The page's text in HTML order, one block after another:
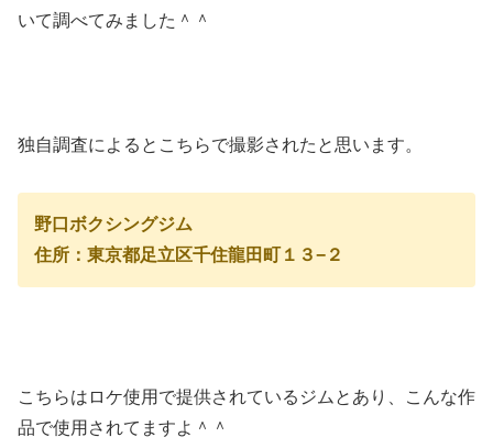
いて調べてみました＾＾
独自調査によるとこちらで撮影されたと思います。
野口ボクシングジム
住所：東京都足立区千住龍田町１３−２
こちらはロケ使用で提供されているジムとあり、こんな作
品で使用されてますよ＾＾